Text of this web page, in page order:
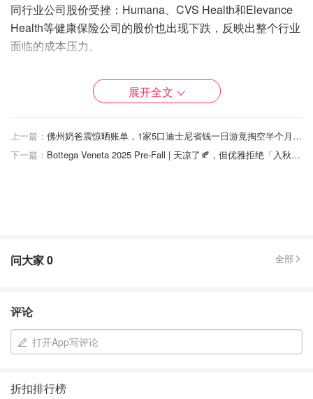
同行业公司股价受挫：Humana、CVS Health和Elevance
Health等健康保险公司的股价也出现下跌，反映出整个行业
面临的成本压力。
法律诉讼：由于公司未能及时披露高管变动和财务前景恶化
未来展望：公司预计将在2026年恢复增长，但在此之前，
医疗成本上升和领导层变动可能继续对业绩构成压力。
展开全文
上一篇：
佛州奶爸震惊晒账单，1家5口迪士尼省钱一日游竟掏空半个月房贷
下一篇：
Bottega Veneta 2025 Pre-Fall | 天凉了🍂，但优雅拒绝「入秋躺平」
问大家0 全部
评论
打开App写评论
折扣排行榜